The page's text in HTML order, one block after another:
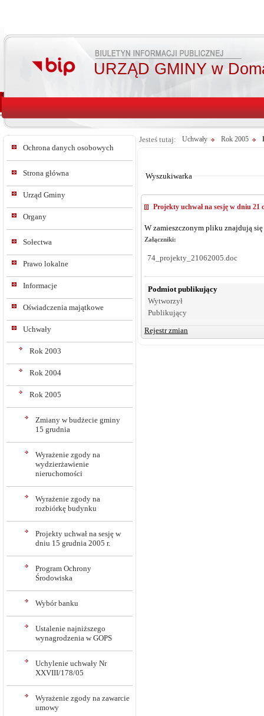
URZĄD GMINY w
Ochrona danych osobowych
Strona główna
Urząd Gminy
Organy
Sołectwa
Prawo lokalne
Informacje
Oświadczenia majątkowe
Uchwały
Rok 2003
Rok 2004
Rok 2005
Zmiany w budżecie gminy
15 grudnia
Wyrażenie zgody na
wydzierżawienie
nieruchomości
Wyrażenie zgody na
rozbiórkę budynku
Projekty uchwał na sesję w
dniu 15 grudnia 2005 r.
Program Ochrony
Środowiska
Wybór banku
Ustalenie najniższego
wynagrodzenia w GOPS
Uchylenie uchwały Nr
XXVIII/178/05
Wyrażenie zgody na zawarcie
umowy
Jesteś tutaj: Uchwały Rok 2005
Wyszukiwarka
Projekty uchwał na sesję w dniu 21
W zamieszczonym pliku znajdują
Załączniki:
74_projekty_21062005.doc
Podmiot publikujący
Wytworzył
Publikujący
Rejestr zmian